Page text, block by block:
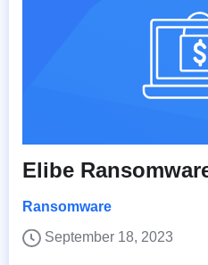
Elibe
Ransomware
September 18, 2023